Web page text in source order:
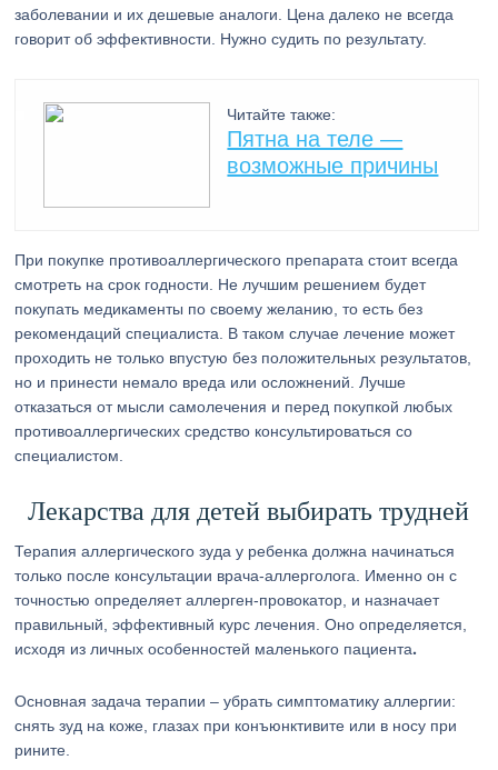
заболевании и их дешевые аналоги. Цена далеко не всегда
говорит об эффективности. Нужно судить по результату.
Читайте также:
Пятна на теле —
возможные причины
При покупке противоаллергического препарата стоит всегда
смотреть на срок годности. Не лучшим решением будет
покупать медикаменты по своему желанию, то есть без
рекомендаций специалиста. В таком случае лечение может
проходить не только впустую без положительных результатов,
но и принести немало вреда или осложнений. Лучше
отказаться от мысли самолечения и перед покупкой любых
противоаллергических средство консультироваться со
специалистом.
Лекарства для детей выбирать трудней
Терапия аллергического зуда у ребенка должна начинаться
только после консультации врача-аллерголога. Именно он с
точностью определяет аллерген-провокатор, и назначает
правильный, эффективный курс лечения. Оно определяется,
исходя из личных особенностей маленького пациента.
Основная задача терапии – убрать симптоматику аллергии:
снять зуд на коже, глазах при конъюнктивите или в носу при
рините.